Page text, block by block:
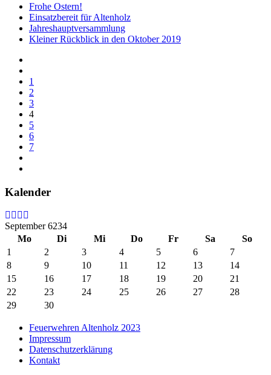
Frohe Ostern!
Einsatzbereit für Altenholz
Jahreshauptversammlung
Kleiner Rückblick in den Oktober 2019
1
2
3
4
5
6
7
Kalender
September 6234
Mo
Di Mi Do Fr Sa
So
1
2 3 4 5 6
7
8
9 10 11 12 13
14
15
16 17 18 19 20
21
22
23 24 25 26 27
28
29
30
Feuerwehren Altenholz 2023
Impressum
Datenschutzerklärung
Kontakt